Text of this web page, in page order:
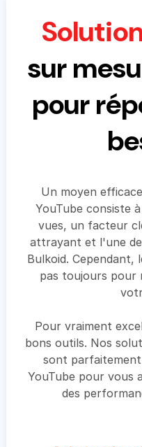
sur
pour
Un moyen
YouTube consiste
vues, un facteur
attrayant et l'une
Bulkoid. Cependant,
pas toujours pour
Pour vraiment
bons outils. Nos
sont parfaitement
YouTube pour vous
des